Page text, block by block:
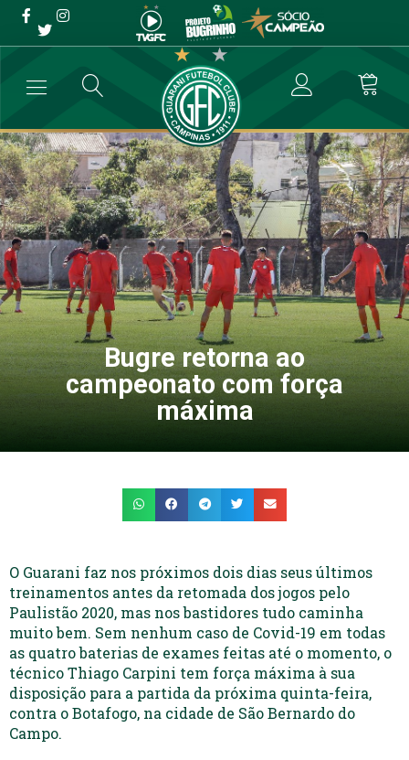
Bugre retorna ao
campeonato com força
máxima
→ Futebol Profissional → Bugre retorna ao campeonato com força
Bugre retorna ao
campeonato com força
máxima
O Guarani faz nos próximos dois dias seus últimos
treinamentos antes da retomada dos jogos pelo
Paulistão 2020, mas nos bastidores tudo caminha
muito bem. Sem nenhum caso de Covid-19 em todas
as quatro baterias de exames feitas até o momento, o
técnico Thiago Carpini tem força máxima à sua
disposição para a partida da próxima quinta-feira,
contra o Botafogo, na cidade de São Bernardo do
Campo.